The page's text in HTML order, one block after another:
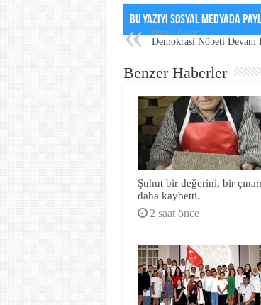
Bu Yazıyı Sosyal Medyada
Önceki Haber
Demokrasi Nöbeti Devam
Benzer Haberler
Şuhut bir değerini, bir
daha kaybetti.
2 saat önce